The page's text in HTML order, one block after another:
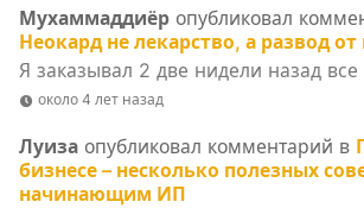
Мухаммаддиёр опубликовал
Неокард не лекарство, а развод
Я заказывал 2 две нидели назад все
около 4 лет назад
Луиза опубликовал комментарий в
бизнесе – несколько полезных
начинающим ИП